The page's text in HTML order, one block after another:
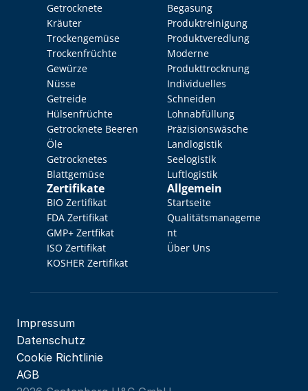
Getrocknete
Kräuter
Trockengemüse
Trockenfrüchte
Gewürze
Nüsse
Getreide
Hülsenfrüchte
Getrocknete Beeren
Öle
Getrocknetes
Blattgemüse
Zertifikate
BIO Zertifikat
FDA Zertifikat
GMP+ Zertfikat
ISO Zertifikat
KOSHER Zertifikat
Begasung
Produktreinigung
Produktveredlung
Moderne
Produkttrocknung
Individuelles
Schneiden
Lohnabfüllung
Präzisionswäsche
Landlogistik
Seelogistik
Luftlogistik
Allgemein
Startseite
Qualitätsmanageme
nt
Über Uns
Impressum
Datenschutz
Cookie Richtlinie
AGB